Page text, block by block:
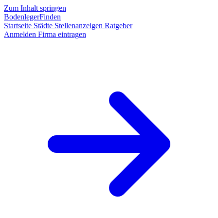
Zum Inhalt springen
BodenlegerFinden
Startseite Städte Stellenanzeigen Ratgeber
Anmelden Firma eintragen